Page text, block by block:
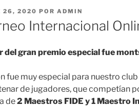
26, 2020 POR ADMIN
Internacional
del gran premio especial fue
fue muy especial para nuestro
de jugadores, que competían
de2 Maestros FIDE y 1 Maestro